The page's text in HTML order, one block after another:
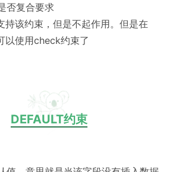
否复合要求
持该约束，但是不起作用。但是在
以使用check约束了
DEFAULT约束